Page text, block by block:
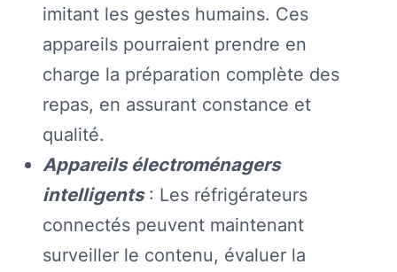
imitant les gestes humains. Ces
appareils pourraient prendre en
charge la préparation complète des
repas, en assurant constance et
qualité.
Appareils électroménagers
intelligents: Les réfrigérateurs
connectés peuvent maintenant
surveiller le contenu, évaluer la